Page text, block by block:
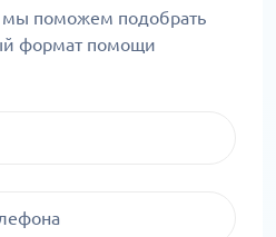
мы поможем подобрать
формат помощи